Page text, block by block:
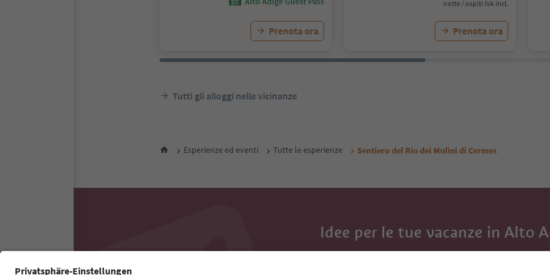
Prenota ora
notte / ospiti IVA incl.
Prenota ora
Tutti gli alloggi nelle vicinanze
Esperienze ed eventi Tutte le esperienze Sentiero del Rio dei Mulini di Cermes
Idee per le tue vacanze in Alto